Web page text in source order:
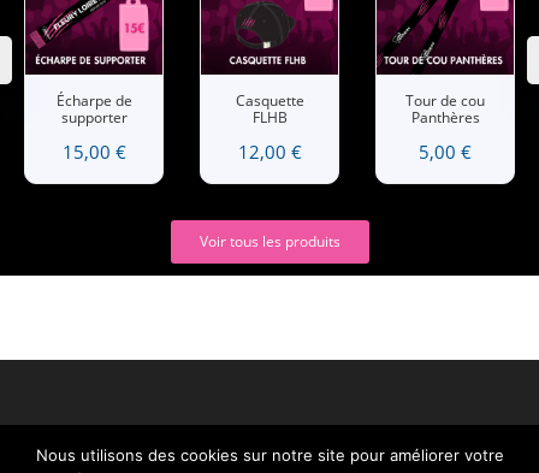
Écharpe de
supporter
15,00 €
Casquette
FLHB
12,00 €
Tour de cou
Panthères
5,00 €
Voir tous les produits
Nous utilisons des cookies sur notre site pour améliorer votre